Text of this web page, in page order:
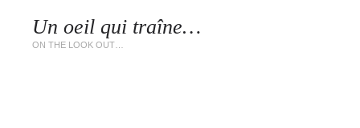
Un oeil qui traîne…
ON THE LOOK OUT…